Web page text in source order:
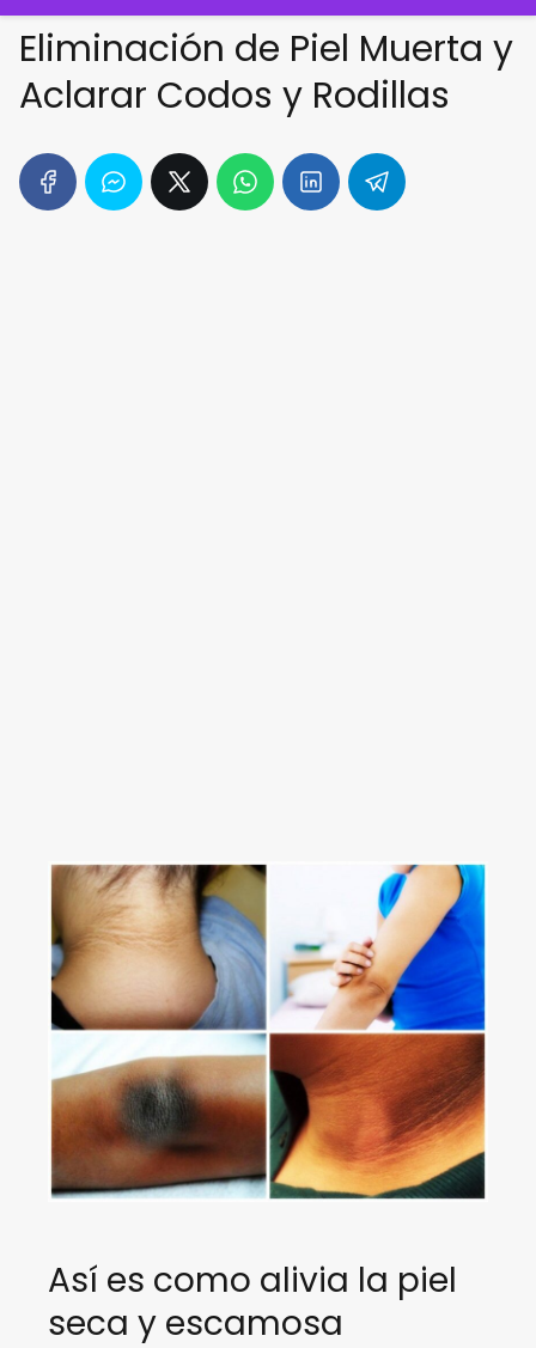
Eliminación de Piel Muerta y
Aclarar Codos y Rodillas
Así es como alivia la piel
seca y escamosa